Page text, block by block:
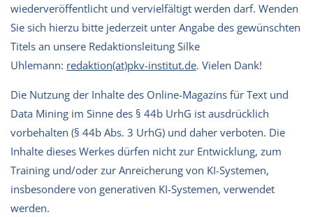
wiederveröffentlicht und vervielfältigt werden darf. Wenden
Sie sich hierzu bitte jederzeit unter Angabe des gewünschten
Titels an unsere Redaktionsleitung Silke
Uhlemann: redaktion(at)pkv-institut.de. Vielen Dank!
Die Nutzung der Inhalte des Online-Magazins für Text und
Data Mining im Sinne des § 44b UrhG ist ausdrücklich
vorbehalten (§ 44b Abs. 3 UrhG) und daher verboten. Die
Inhalte dieses Werkes dürfen nicht zur Entwicklung, zum
Training und/oder zur Anreicherung von KI-Systemen,
insbesondere von generativen KI-Systemen, verwendet
werden.